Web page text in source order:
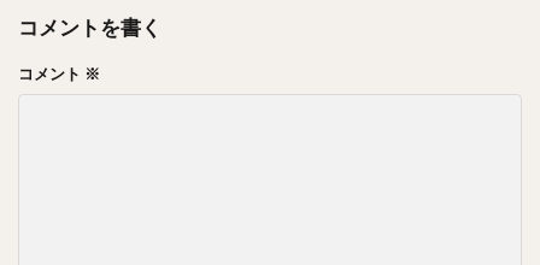
コメントを書く
コメント ※